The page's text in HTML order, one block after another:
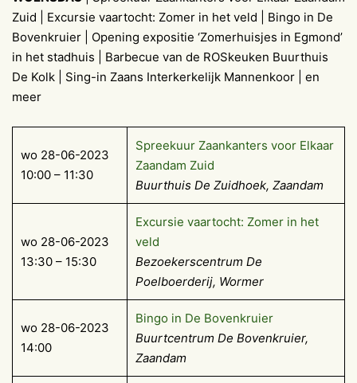
Zuid | Excursie vaartocht: Zomer in het veld | Bingo in De
Bovenkruier | Opening expositie ‘Zomerhuisjes in Egmond’
in het stadhuis | Barbecue van de ROSkeuken Buurthuis
De Kolk | Sing-in Zaans Interkerkelijk Mannenkoor | en
meer
wo 28-06-2023
10:00 – 11:30
Spreekuur Zaankanters voor Elkaar
Zaandam Zuid
Buurthuis De Zuidhoek, Zaandam
wo 28-06-2023
13:30 – 15:30
Excursie vaartocht: Zomer in het
veld
Bezoekerscentrum De
Poelboerderij, Wormer
wo 28-06-2023
14:00
Bingo in De Bovenkruier
Buurtcentrum De Bovenkruier,
Zaandam